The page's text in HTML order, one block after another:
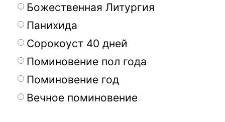
Божественная Литургия
Панихида
Сорокоуст 40 дней
Поминовение пол года
Поминовение год
Вечное поминовение